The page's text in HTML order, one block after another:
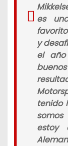
es
y
el
tenido
estoy